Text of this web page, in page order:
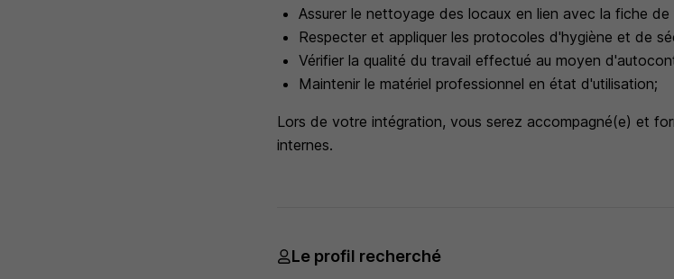
Assurer le nettoyage des locaux en lien avec la fiche
Respecter et appliquer les protocoles d'hygiène et de
Vérifier la qualité du travail effectué au moyen
Maintenir le matériel professionnel en état d'utilisation;
Lors de votre intégration, vous serez accompagné(e) et
internes.
Le profil recherché